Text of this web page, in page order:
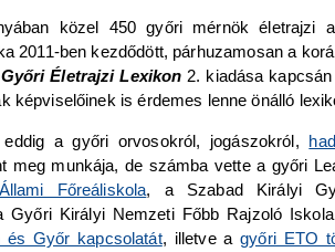
közel 450 győri mérnök életrajzi
2011-ben kezdődött, párhuzamosan a
Győri Életrajzi Lexikon 2. kiadása
képviselőinek is érdemes lenne önálló
a győri orvosokról, jogászokról,
meg munkája, de számba vette a győri
Főreáliskola, a Szabad Királyi
Győri Királyi Nemzeti Főbb Rajzoló
és Győr kapcsolatát, illetve agyőri ETO